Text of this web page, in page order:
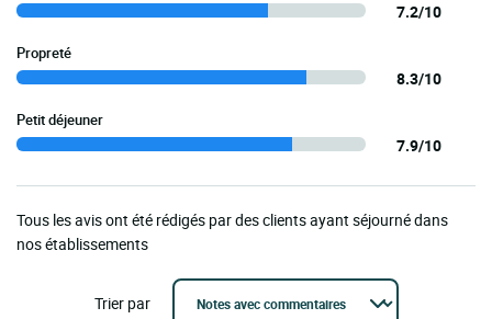
7.2/10
Propreté
8.3/10
Petit déjeuner
7.9/10
Tous les avis ont été rédigés par des clients ayant séjourné dans
nos établissements
Trier par